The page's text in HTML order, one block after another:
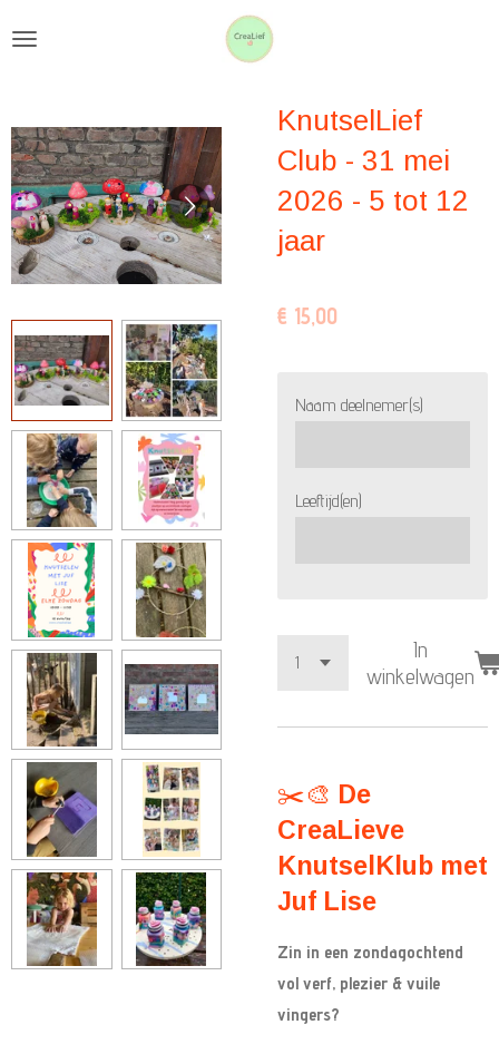
hoofdinhoud
KnutselLief
Club - 31 mei
2026 - 5 tot 12
jaar
€ 15,00
Naam deelnemer(s)
Leeftijd(en)
In
winkelwagen
✂️🎨 De
CreaLieve
KnutselKlub met
Juf Lise
Zin in een zondagochtend
vol verf, plezier & vuile
vingers?